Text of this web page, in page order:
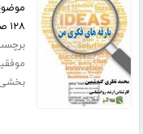
۱۲۸ صفحه